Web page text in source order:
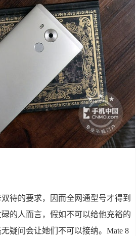
待的要求，因而全网通型号才得到
的人而言，假如不可以给他充裕的
疑问会让她们不可以接纳。Mate 8